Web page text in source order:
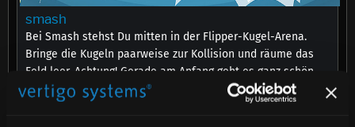
smash
Bei Smash stehst Du mitten in der Flipper-Kugel-Arena.
Bringe die Kugeln paarweise zur Kollision und räume das
Feld leer. Achtung! Gerade am Anfang geht es ganz schön
Durcheinander.